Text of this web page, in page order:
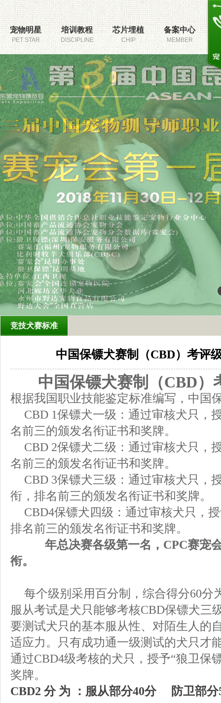
宠物明星
PET STAR
培训教程
DISCIPLINE
芯片埋植
CHIP
备案中心
MEMBER
竞技犬赛标准
中国保镖犬赛制（CBD）考评
中国保镖犬赛制（CBD）
根据我国职业技能鉴定标准编写，中国
CBD 1保镖犬一级：通过审核犬只，
名前三的颁发名衔证书和奖牌。
CBD 2保镖犬二级：通过审核犬只，
名前三的颁发名衔证书和奖牌。
CBD 3保镖犬三级：通过审核犬只，
衔，排名前三的颁发名衔证书和奖牌。
CBD4保镖犬四级：通过审核犬只，
排名前三的颁发名衔证书和奖牌。
年总决赛各级第一名， CPC赛宠
衔。
每个级别采用百分制，综合得分60分
服从考试是犬只能够考核CBD保镖犬三
要测试犬只的基本服从性、对陌生人的
适应力。只有成功通一级测试的犬只才
通过CBD4级考核的犬只，授予“狼卫保
奖牌。
CBD2 分 为 ： 服从部分40分 防卫部分